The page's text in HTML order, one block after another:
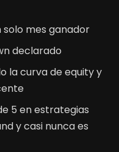
mes ganador
declarado
la curva de equity y
5 en estrategias
y casi nunca es